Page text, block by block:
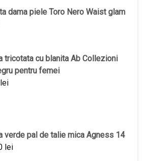
dama piele Toro Nero Waist glam
tricotata cu blanita Ab Collezioni
pentru femei
lei
verde pal de talie mica Agness 14
lei